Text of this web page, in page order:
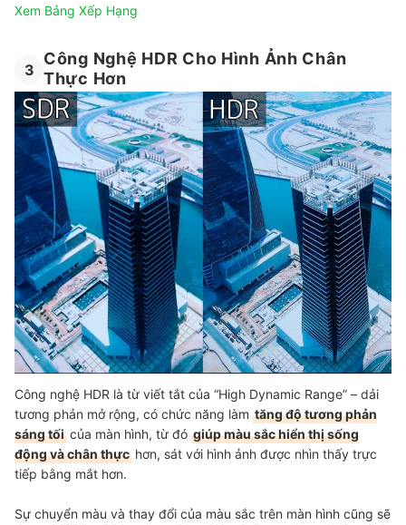
Xem Bảng Xếp Hạng
3
Công Nghệ HDR Cho Hình Ảnh Chân
Thực Hơn
Công nghệ HDR là từ viết tắt của “High Dynamic Range” – dải
tương phản mở rộng, có chức năng làm tăng độ tương phản
sáng tối của màn hình, từ đó giúp màu sắc hiển thị sống
động và chân thực hơn, sát với hình ảnh được nhìn thấy trực
tiếp bằng mắt hơn.
Sự chuyển màu và thay đổi của màu sắc trên màn hình cũng sẽ